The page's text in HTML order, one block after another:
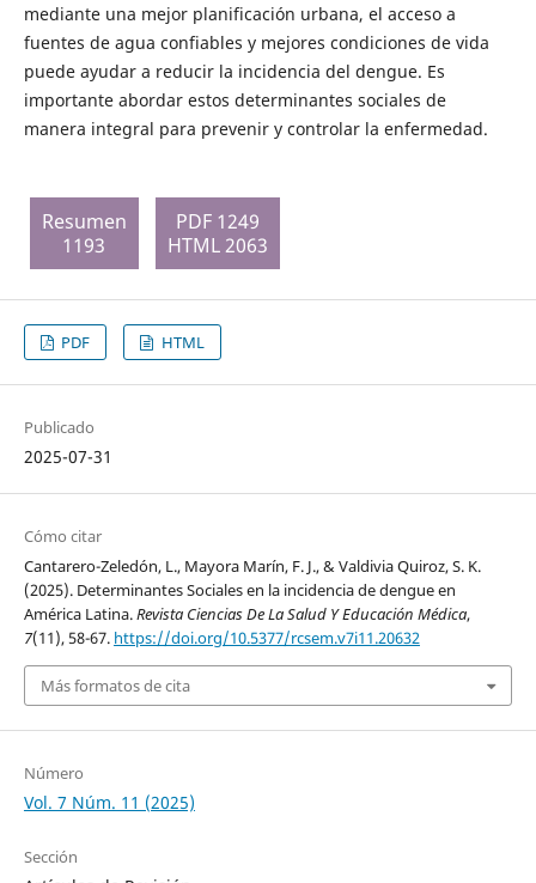
mediante una mejor planificación urbana, el acceso a
fuentes de agua confiables y mejores condiciones de vida
puede ayudar a reducir la incidencia del dengue. Es
importante abordar estos determinantes sociales de
manera integral para prevenir y controlar la enfermedad.
Resumen
1193
PDF 1249
HTML 2063
PDF HTML
Publicado
2025-07-31
Cómo citar
Cantarero-Zeledón, L., Mayora Marín, F. J., & Valdivia Quiroz, S. K.
(2025). Determinantes Sociales en la incidencia de dengue en
América Latina.Revista Ciencias De La Salud Y Educación Médica,
7(11), 58-67. https://doi.org/10.5377/rcsem.v7i11.20632
Más formatos de cita
Número
Vol. 7 Núm. 11 (2025)
Sección